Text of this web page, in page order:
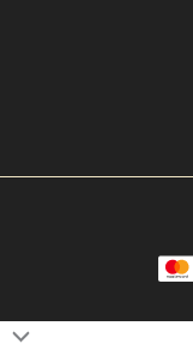
Retour